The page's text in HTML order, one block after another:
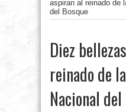
aspiran al reinado de
del Bosque
Diez
reinado de
Nacional